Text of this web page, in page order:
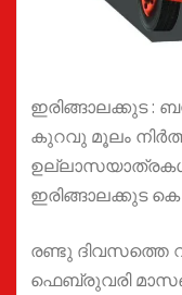
ഇരിങ്ങാലക്കുട :
കുറവു മൂലം
ഉല്ലാസയാത്രകള്‍
ഇരിങ്ങാലക്കുട
രണ്ടു ദിവസത്തെ
ഫെബ്രുവരി